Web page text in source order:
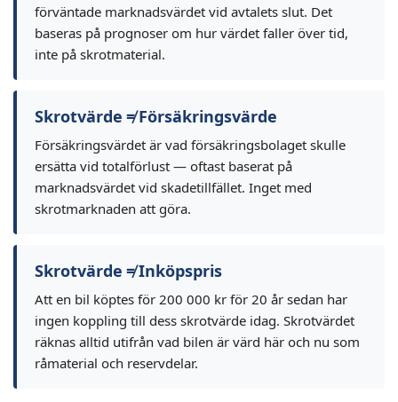
förväntade marknadsvärdet vid avtalets slut. Det
baseras på prognoser om hur värdet faller över tid,
inte på skrotmaterial.
Skrotvärde ≠ Försäkringsvärde
Försäkringsvärdet är vad försäkringsbolaget skulle
ersätta vid totalförlust — oftast baserat på
marknadsvärdet vid skadetillfället. Inget med
skrotmarknaden att göra.
Skrotvärde ≠ Inköpspris
Att en bil köptes för 200 000 kr för 20 år sedan har
ingen koppling till dess skrotvärde idag. Skrotvärdet
räknas alltid utifrån vad bilen är värd här och nu som
råmaterial och reservdelar.